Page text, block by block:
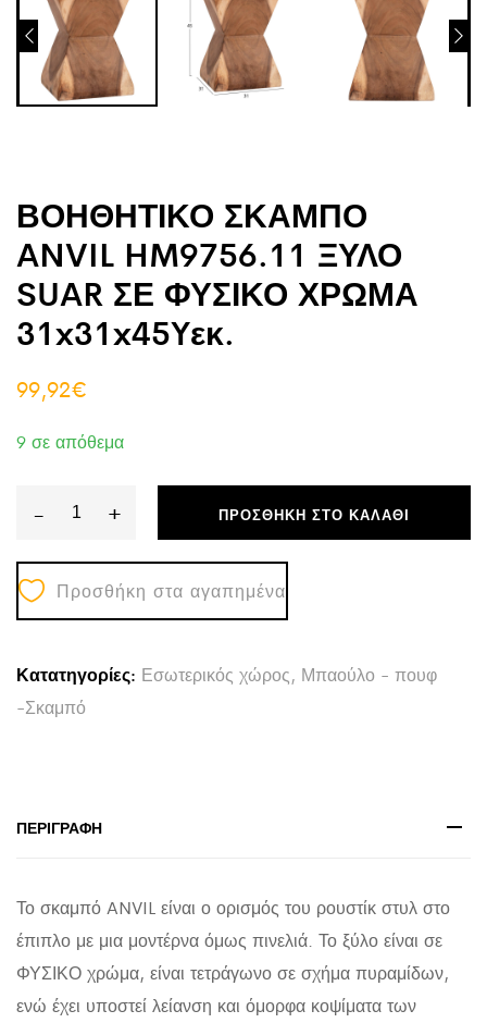
ΒΟΗΘΗΤΙΚΟ ΣΚΑΜΠΟ
ANVIL HM9756.11 ΞΥΛΟ
SUAR ΣΕ ΦΥΣΙΚΟ ΧΡΩΜΑ
31x31x45Yεκ.
99,92€
9 σε απόθεμα
-
ΒΟΗΘΗΤΙΚΟ
ΣΚΑΜΠΟ
ANVIL
HM9756.11
SUAR
ΣΕ
31x31x45Yεκ.
+ ΠΡΟΣΘΉΚΗ ΣΤΟ ΚΑΛΆΘΙ
Προσθήκη στα αγαπημένα
Κατατηγορίες: Εσωτερικός χώρος, Μπαούλο - πουφ
-Σκαμπό
ΠΕΡΙΓΡΑΦΉ
Το σκαμπό ANVIL είναι ο ορισμός του ρουστίκ στυλ στο
έπιπλο με μια μοντέρνα όμως πινελιά. Το ξύλο είναι σε
ΦΥΣΙΚΟ χρώμα, είναι τετράγωνο σε σχήμα πυραμίδων,
ενώ έχει υποστεί λείανση και όμορφα κοψίματα των